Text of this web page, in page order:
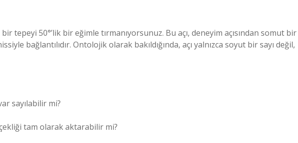
tepeyi 50°’lik bir eğimle tırmanıyorsunuz. Bu açı, deneyim açısından somut bir
bağlantılıdır. Ontolojik olarak bakıldığında, açı yalnızca soyut bir sayı değil,
sayılabilir mi?
tam olarak aktarabilir mi?